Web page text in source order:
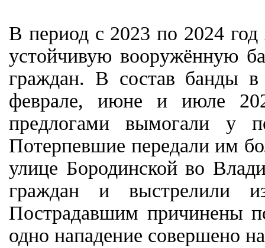
В период с 2023 по 2024
устойчивую вооружённую
граждан. В состав банды
феврале, июне и июле
предлогами вымогали у
Потерпевшие передали им
улице Бородинской во
граждан и выстрелили
Пострадавшим причинены
одно нападение совершено